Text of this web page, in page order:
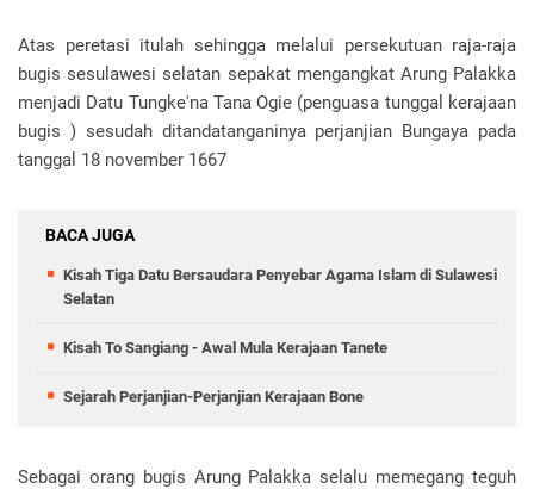
Atas peretasi itulah sehingga melalui persekutuan raja-raja
bugis sesulawesi selatan sepakat mengangkat Arung Palakka
menjadi Datu Tungke'na Tana Ogie (penguasa tunggal kerajaan
bugis ) sesudah ditandatanganinya perjanjian Bungaya pada
tanggal 18 november 1667
BACA JUGA
Kisah Tiga Datu Bersaudara Penyebar Agama Islam di Sulawesi
Selatan
Kisah To Sangiang - Awal Mula Kerajaan Tanete
Sejarah Perjanjian-Perjanjian Kerajaan Bone
Sebagai orang bugis Arung Palakka selalu memegang teguh